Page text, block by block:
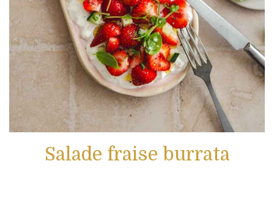
Salade fraise burrata